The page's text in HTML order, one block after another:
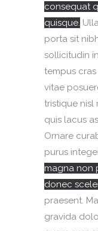
consequat
quisque.
porta sit
sollicitudin
tempus
vitae
tristique
quis lacus
Ornare
purus
magna non
donec
praesent.
gravida